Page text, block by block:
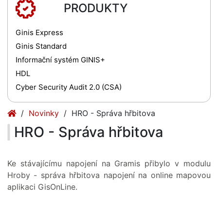
PRODUKTY
Ginis Express
Ginis Standard
Informační systém GINIS+
HDL
Cyber Security Audit 2.0 (CSA)
Novinky (current)
HRO - Správa hřbitova
HRO - Správa hřbitova
Ke stávajícímu napojení na Gramis přibylo v modulu
Hroby - správa hřbitova napojení na online mapovou
aplikaci GisOnLine.